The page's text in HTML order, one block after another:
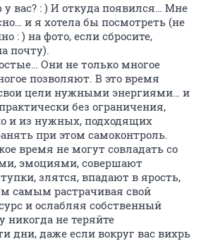
вас? : ) И откуда появился… Мне
и я хотела бы посмотреть (не
: ) на фото, если сбросите,
почту).
Они не только многое
позволяют. В это время
цели нужными энергиями… и
без ограничения,
и из нужных, подходящих
при этом самоконтроль.
время не могут совладать со
эмоциями, совершают
злятся, впадают в ярость,
самым растрачивая свой
и ослабляя собственный
никогда не теряйте
дни, даже если вокруг вас вихрь